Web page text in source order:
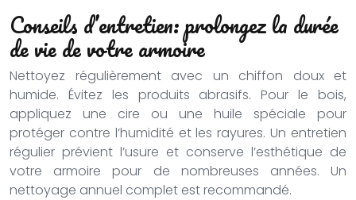
Conseils d’entretien: prolongez la durée
de vie de votre armoire
Nettoyez régulièrement avec un chiffon doux et
humide. Évitez les produits abrasifs. Pour le bois,
appliquez une cire ou une huile spéciale pour
protéger contre l’humidité et les rayures. Un entretien
régulier prévient l’usure et conserve l’esthétique de
votre armoire pour de nombreuses années. Un
nettoyage annuel complet est recommandé.